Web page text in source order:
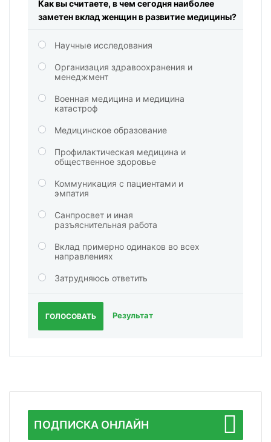
Как вы считаете, в чем сегодня наиболее
заметен вклад женщин в развитие медицины?
Научные исследования
Организация здравоохранения и
менеджмент
Военная медицина и медицина
катастроф
Медицинское образование
Профилактическая медицина и
общественное здоровье
Коммуникация с пациентами и
эмпатия
Санпросвет и иная
разъяснительная работа
Вклад примерно одинаков во всех
направлениях
Затрудняюсь ответить
ГОЛОСОВАТЬ Результат
ПОДПИСКА ОНЛАЙН